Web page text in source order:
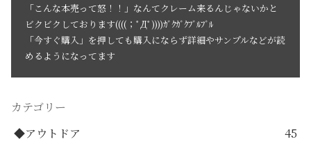
「こんな本売って怒！！」なんてクレーム来るんじゃないかと
ビクビクしております((((；ﾟДﾟ))))ｶﾞｸｶﾞｸﾌﾞﾙﾌﾞﾙ
「今すぐ購入」を押しても購入にならず詳細やサンプルなどが読
めるようになってます
カテゴリー
◆アウトドア
45